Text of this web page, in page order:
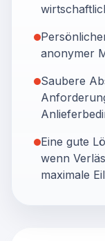
anonymer
Saubere
Eine gute
wenn
maximale